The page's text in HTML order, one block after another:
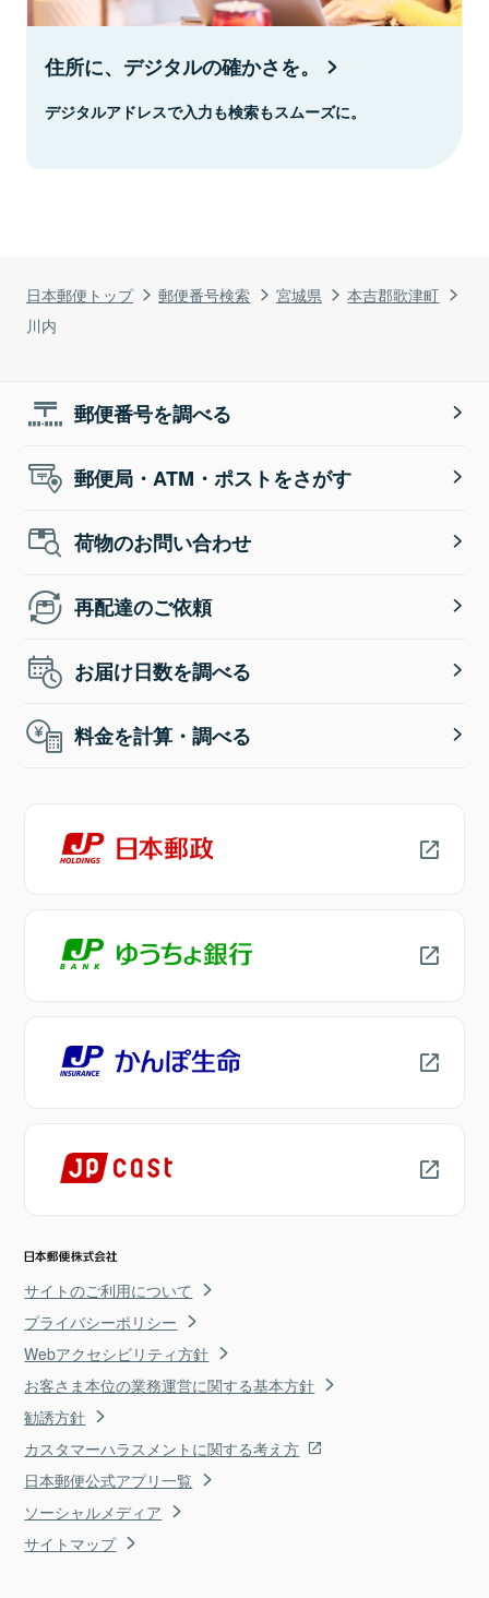
日本郵便トップ 郵便番号検索 宮城県
本吉郡歌津町
川内
住所に、デジタルの確かさを。
デジタルアドレスで入力も検索もスムーズに。
郵便番号を調べる
郵便局・ATM・ポストをさがす
荷物のお問い合わせ
再配達のご依頼
お届け日数を調べる
料金を計算・調べる
サイトのご利用について
プライバシーポリシー
Webアクセシビリティ方針
お客さま本位の業務運営に関する基本方針
勧誘方針
カスタマーハラスメントに関する考え方
日本郵便公式アプリ一覧
ソーシャルメディア
サイトマップ